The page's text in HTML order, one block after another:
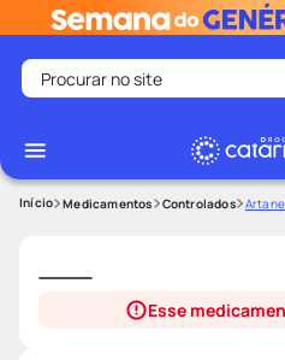
Procurar no site
1
2º
medley
4º
tadalafila
Medicamentos Controlados
Esse